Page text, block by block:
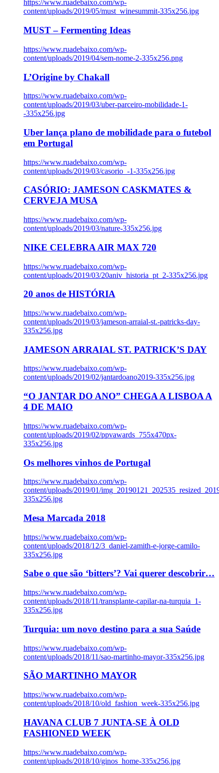
https://www.ruadebaixo.com/wp-
content/uploads/2019/05/must_winesummit-335x256.jpg
MUST – Fermenting Ideas
https://www.ruadebaixo.com/wp-
content/uploads/2019/04/sem-nome-2-335x256.png
L’Origine by Chakall
https://www.ruadebaixo.com/wp-
content/uploads/2019/03/uber-parceiro-mobilidade-1-
-335x256.jpg
Uber lança plano de mobilidade para o futebol
em Portugal
https://www.ruadebaixo.com/wp-
content/uploads/2019/03/casorio_-1-335x256.jpg
CASÓRIO: JAMESON CASKMATES &
CERVEJA MUSA
https://www.ruadebaixo.com/wp-
content/uploads/2019/03/nature-335x256.jpg
NIKE CELEBRA AIR MAX 720
https://www.ruadebaixo.com/wp-
content/uploads/2019/03/20aniv_historia_pt_2-335x256.jpg
20 anos de HISTÓRIA
https://www.ruadebaixo.com/wp-
content/uploads/2019/03/jameson-arraial-st.-patricks-day-
335x256.jpg
JAMESON ARRAIAL ST. PATRICK’S DAY
https://www.ruadebaixo.com/wp-
content/uploads/2019/02/jantardoano2019-335x256.jpg
“O JANTAR DO ANO” CHEGA A LISBOA A
4 DE MAIO
https://www.ruadebaixo.com/wp-
content/uploads/2019/02/ppvawards_755x470px-
335x256.jpg
Os melhores vinhos de Portugal
https://www.ruadebaixo.com/wp-
content/uploads/2019/01/
335x256.jpg
Mesa Marcada 2018
https://www.ruadebaixo.com/wp-
content/uploads/2018/12/3_daniel-zamith-e-jorge-camilo-
335x256.jpg
Sabe o que são ‘bitters’? Vai querer descobrir…
https://www.ruadebaixo.com/wp-
content/uploads/2018/11/transplante-capilar-na-turquia_1-
335x256.jpg
Turquia: um novo destino para a sua Saúde
https://www.ruadebaixo.com/wp-
content/uploads/2018/11/sao-martinho-mayor-335x256.jpg
SÃO MARTINHO MAYOR
https://www.ruadebaixo.com/wp-
content/uploads/2018/10/old_fashion_week-335x256.jpg
HAVANA CLUB 7 JUNTA-SE À OLD
FASHIONED WEEK
https://www.ruadebaixo.com/wp-
content/uploads/2018/10/ginos_home-335x256.jpg